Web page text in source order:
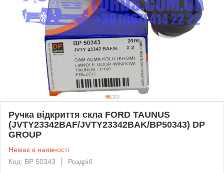
Ручка відкриття скла FORD TAUNUS
(JVTY23342BAF/JVTY23342BAK/BP50343) DP
GROUP
Немає в наявності
Код: BP 50343
Роздріб